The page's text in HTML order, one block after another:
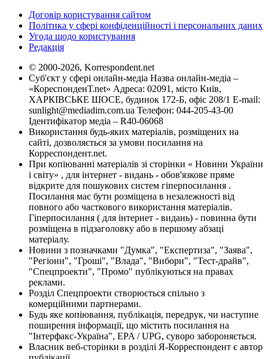
Договір користування сайтом
Політика у сфері конфіденційності і персональних даних
Угода щодо користування
Редакція
© 2000-2026, Korrespondent.net
Суб'єкт у сфері онлайн-медіа Назва онлайн-медіа –
«КореспонденТ.net» Адреса: 02091, місто Київ,
ХАРКІВСЬКЕ ШОСЕ, будинок 172-Б, офіс 208/1 E-mail:
sunlight@mediadim.com.ua Телефон: 044-205-43-00
Ідентифікатор медіа – R40-06068
Використання будь-яких матеріалів, розміщених на
сайті, дозволяється за умови посилання на
Корреспондент.net.
При копіюванні матеріалів зі сторінки « Новини України
і світу» , для інтернет - видань - обов'язкове пряме
відкрите для пошукових систем гіперпосилання .
Посилання має бути розміщена в незалежності від
повного або часткового використання матеріалів.
Гіперпосилання ( для інтернет - видань) - повинна бути
розміщена в підзаголовку або в першому абзаці
матеріалу.
Новини з позначками "Думка", "Експертиза", "Заява",
"Регіони", "Гроші", "Влада", "Вибори", "Тест-драйв",
"Спецпроекти", "Промо" публікуються на правах
реклами.
Розділ Спецпроекти створюється спільно з
комерційними партнерами.
Будь яке копіювання, публікація, передрук, чи наступне
поширення інформації, що містить посилання на
"Інтерфакс-Україна", EPA / UPG, суворо забороняється.
Власник веб-сторінки в розділі Я-Корреспондент є автор